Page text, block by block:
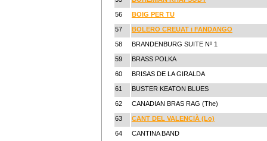
56 BOIG PER TU
57 BOLERO CREUAT i FANDANGO
58 BRANDENBURG SUITE Nº 1
59 BRASS POLKA
60 BRISAS DE LA GIRALDA
61 BUSTER KEATON BLUES
62 CANADIAN BRAS RAG (The)
63 CANT DEL VALENCIÀ (Lo)
64 CANTINA BAND